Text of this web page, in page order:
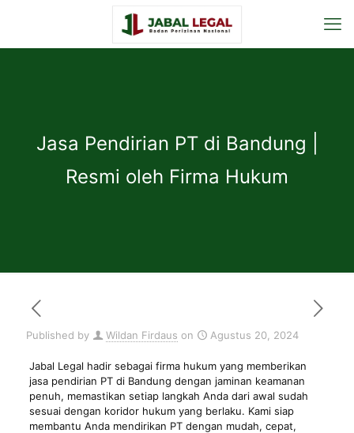
Jasa Pendirian PT di Bandung |
Resmi oleh Firma Hukum
Published by Wildan Firdaus on Agustus 20, 2024
Jabal Legal hadir sebagai firma hukum yang memberikan
jasa pendirian PT di Bandung dengan jaminan keamanan
penuh, memastikan setiap langkah Anda dari awal sudah
sesuai dengan koridor hukum yang berlaku. Kami siap
membantu Anda mendirikan PT dengan mudah, cepat,